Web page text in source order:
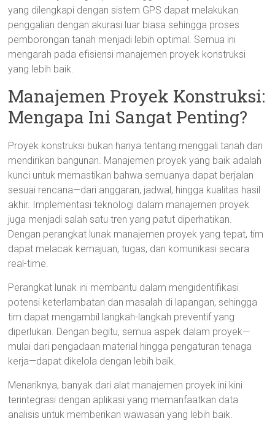
yang dilengkapi dengan sistem GPS dapat melakukan
penggalian dengan akurasi luar biasa sehingga proses
pemborongan tanah menjadi lebih optimal. Semua ini
mengarah pada efisiensi manajemen proyek konstruksi
yang lebih baik.
Manajemen Proyek Konstruksi:
Mengapa Ini Sangat Penting?
Proyek konstruksi bukan hanya tentang menggali tanah dan
mendirikan bangunan. Manajemen proyek yang baik adalah
kunci untuk memastikan bahwa semuanya dapat berjalan
sesuai rencana—dari anggaran, jadwal, hingga kualitas hasil
akhir. Implementasi teknologi dalam manajemen proyek
juga menjadi salah satu tren yang patut diperhatikan.
Dengan perangkat lunak manajemen proyek yang tepat, tim
dapat melacak kemajuan, tugas, dan komunikasi secara
real-time.
Perangkat lunak ini membantu dalam mengidentifikasi
potensi keterlambatan dan masalah di lapangan, sehingga
tim dapat mengambil langkah-langkah preventif yang
diperlukan. Dengan begitu, semua aspek dalam proyek—
mulai dari pengadaan material hingga pengaturan tenaga
kerja—dapat dikelola dengan lebih baik.
Menariknya, banyak dari alat manajemen proyek ini kini
terintegrasi dengan aplikasi yang memanfaatkan data
analisis untuk memberikan wawasan yang lebih baik.